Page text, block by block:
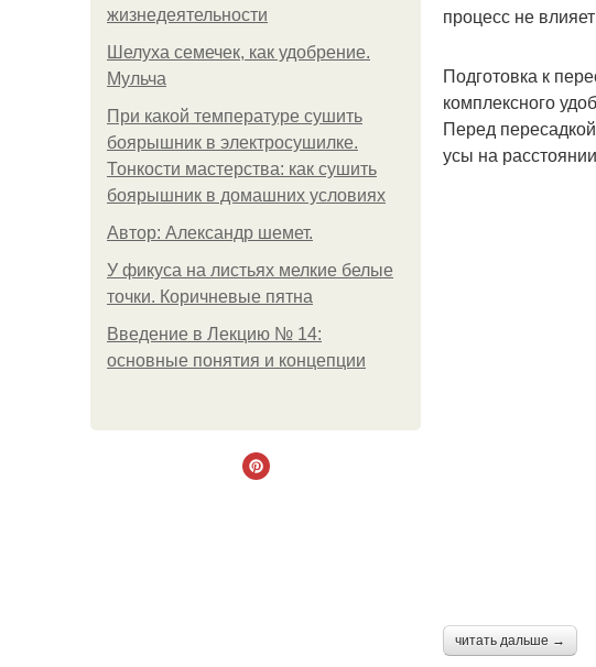
жизнедеятельности
Шелуха семечек, как удобрение.
Мульча
При какой температуре сушить
боярышник в электросушилке.
Тонкости мастерства: как сушить
боярышник в домашних условиях
Автор: Александр шемет.
У фикуса на листьях мелкие белые
точки. Коричневые пятна
Введение в Лекцию № 14:
основные понятия и концепции
процесс не
Подготовка к
комплексного
Перед
усы на
читать дальше →